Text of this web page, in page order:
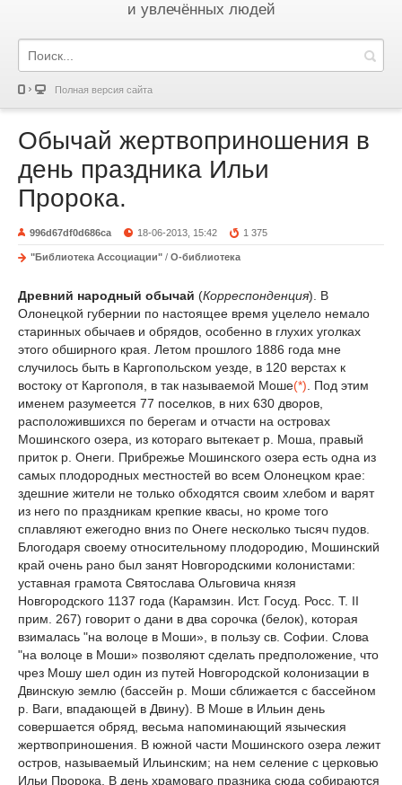
и увлечённых людей
Полная версия сайта
Обычай жертвоприношения в
день праздника Ильи
Пророка.
996d67df0d686ca 18-06-2013, 15:42 1 375
"Библиотека Ассоциации" / О-библиотека
Древний народный обычай (Корреспонденция). В
Олонецкой губернии по настоящее время уцелело немало
старинных обычаев и обрядов, особенно в глухих уголках
этого обширного края. Летом прошлого 1886 года мне
случилось быть в Каргопольском уезде, в 120 верстах к
востоку от Каргополя, в так называемой Моше(*) . Под этим
именем разумеется 77 поселков, в них 630 дворов,
расположившихся по берегам и отчасти на островах
Мошинского озера, из котораго вытекает р. Моша, правый
приток р. Онеги. Прибрежье Мошинского озера есть одна из
самых плодородных местностей во всем Олонецком крае:
здешние жители не только обходятся своим хлебом и варят
из него по праздникам крепкие квасы, но кроме того
сплавляют ежегодно вниз по Онеге несколько тысяч пудов.
Блогодаря своему относительному плодородию, Мошинский
край очень рано был занят Новгородскими колонистами:
уставная грамота Святослава Ольговича князя
Новгородского 1137 года (Карамзин. Ист. Госуд. Росс. Т. ІІ
прим. 267) говорит о дани в два сорочка (белок), которая
взималась "на волоце в Моши», в пользу св. Софии. Слова
"на волоце в Моши» позволяют сделать предположение, что
чрез Мошу шел один из путей Новгородской колонизации в
Двинскую землю (бассейн р. Моши сближается с бассейном
р. Ваги, впадающей в Двину). В Моше в Ильин день
совершается обряд, весьма напоминающий языческия
жертвоприношения. В южной части Мошинского озера лежит
остров, называемый Ильинским; на нем селение с церковью
Ильи Пророка. В день храмоваго празника сюда собираются